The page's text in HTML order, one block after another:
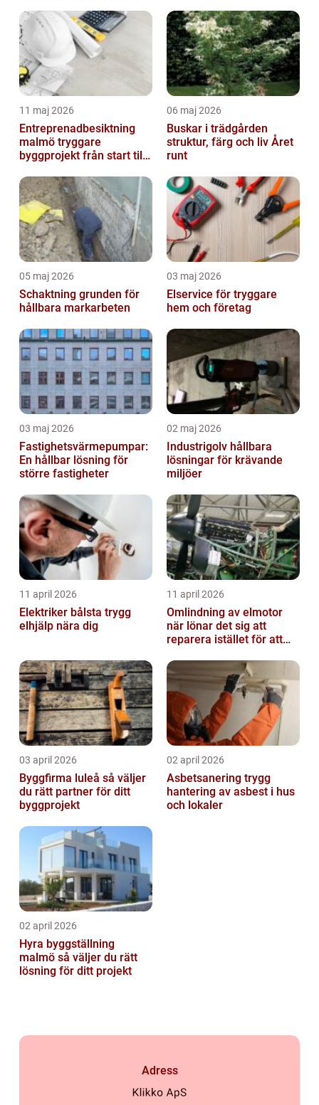
11 maj 2026
Entreprenadbesiktning
malmö tryggare
byggprojekt från start till
06 maj 2026
Buskar i trädgården
struktur, färg och liv Året
runt
05 maj 2026
Schaktning grunden för
hållbara markarbeten
03 maj 2026
Elservice för tryggare
hem och företag
03 maj 2026
Fastighetsvärmepumpar:
En hållbar lösning för
större fastigheter
02 maj 2026
Industrigolv hållbara
lösningar för krävande
miljöer
11 april 2026
Elektriker bålsta trygg
elhjälp nära dig
11 april 2026
Omlindning av elmotor
när lönar det sig att
reparera istället för att
03 april 2026
Byggfirma luleå så väljer
du rätt partner för ditt
byggprojekt
02 april 2026
Asbetsanering trygg
hantering av asbest i hus
och lokaler
02 april 2026
Hyra byggställning
malmö så väljer du rätt
lösning för ditt projekt
Adress